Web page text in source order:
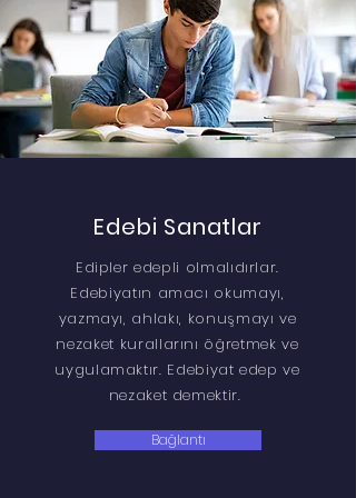
Edebi Sanatlar
Edipler edepli olmalıdırlar.
Edebiyatın amacı okumayı,
yazmayı, ahlakı, konuşmayı ve
nezaket kurallarını öğretmek ve
uygulamaktır. Edebiyat edep ve
nezaket demektir.
Bağlantı